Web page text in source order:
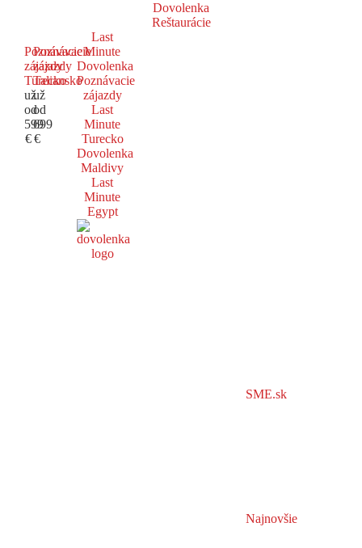
Dovolenka
Reštaurácie
Poznávacie
zájazdy
Turecko
už
od
599
€
Poznávacie
zájazdy
Taliansko
už
od
699
€
Last
Minute
Dovolenka
Poznávacie
zájazdy
Last
Minute
Turecko
Dovolenka
Maldivy
Last
Minute
Egypt
SME.sk
Najnovšie